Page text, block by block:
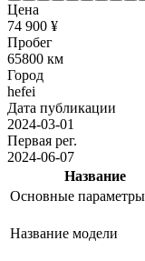
Цена
74 900 ¥
Пробег
65800 км
Город
hefei
Дата публикации
2024-03-01
Первая рег.
2024-06-07
Название
Основные параметры
Название модели